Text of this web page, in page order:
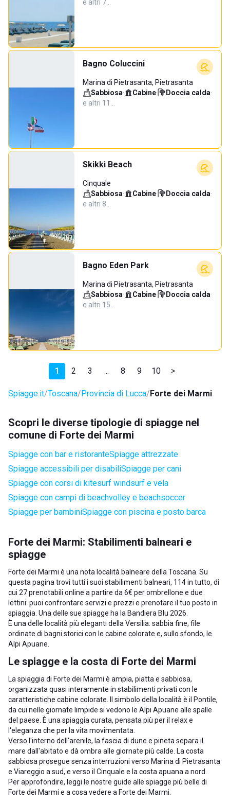
e altri 7…
Bagno Coluccini
Marina di Pietrasanta, Pietrasanta
Sabbiosa· Cabine· Doccia calda·
e altri 11…
Skikki Beach
Cinquale
Sabbiosa· Cabine· Doccia calda·
e altri 8…
Bagno Eden Park
Marina di Pietrasanta, Pietrasanta
Sabbiosa· Cabine· Doccia calda·
e altri 15…
1 2 3 ... 8 9 10 >
Spiagge.it Toscana Provincia di Lucca Forte dei Marmi
Scopri le diverse tipologie di spiagge nel
comune di Forte dei Marmi
Spiagge con bar e ristoranteSpiagge attrezzate
Spiagge accessibili per disabiliSpiagge per cani
Spiagge con corsi di kitesurf windsurf e vela
Spiagge con campi di beachvolley e beachsoccer
Spiagge per bambiniSpiagge con piscina e posto barca
Forte dei Marmi: Stabilimenti balneari e
spiagge
Forte dei Marmi è una nota località balneare della Toscana . Su
questa pagina trovi tutti i suoi stabilimenti balneari, 114 in tutto, di
cui 27 prenotabili online a partire da 6€ per ombrellone e due
lettini: puoi confrontare servizi e prezzi e prenotare il tuo posto in
spiaggia. Una delle sue spiagge ha la Bandiera Blu 2026.
È una delle località più eleganti della Versilia: sabbia fine, file
ordinate di bagni storici con le cabine colorate e, sullo sfondo, le
Alpi Apuane.
Le spiagge e la costa di Forte dei Marmi
La spiaggia di Forte dei Marmi è ampia, piatta e sabbiosa,
organizzata quasi interamente in stabilimenti privati con le
caratteristiche cabine colorate. Il simbolo della località è il Pontile,
da cui nelle giornate limpide si vedono le Alpi Apuane alle spalle
del paese. È una spiaggia curata, pensata più per il relax e
l'eleganza che per la vita movimentata.
Verso l'interno dell'arenile, la fascia di dune e pineta separa il
mare dall'abitato e dà ombra alle giornate più calde. La costa
sabbiosa prosegue senza interruzioni verso Marina di Pietrasanta
e Viareggio a sud, e verso il Cinquale e la costa apuana a nord.
Per approfondire, leggi le nostre guide alle spiagge più belle di
Forte dei Marmi e a cosa vedere a Forte dei Marmi